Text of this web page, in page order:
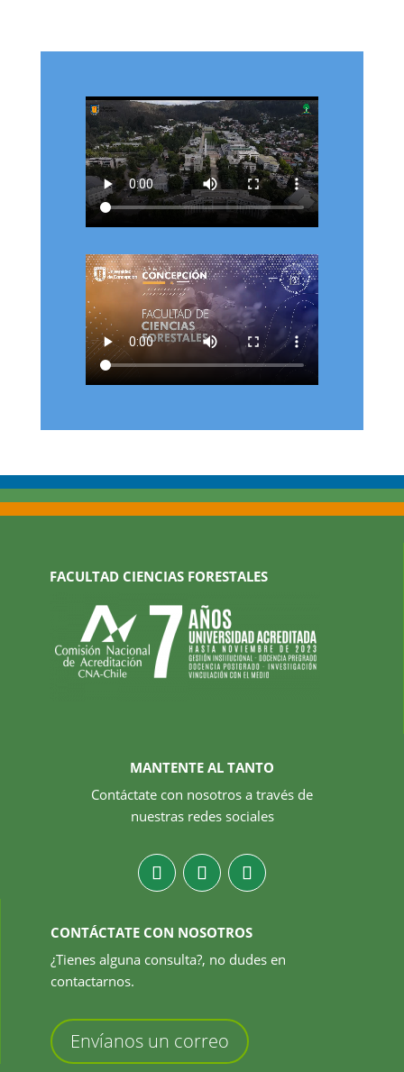
FACULTAD CIENCIAS FORESTALES
MANTENTE AL TANTO
Contáctate con nosotros a través de
nuestras redes sociales
CONTÁCTATE CON NOSOTROS
¿Tienes alguna consulta?, no dudes en
contactarnos.
Envíanos un correo